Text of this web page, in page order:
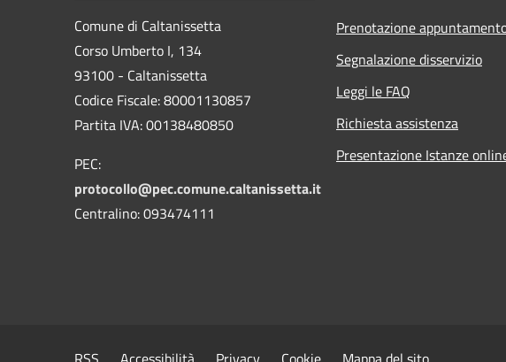
Comune di Caltanissetta
Corso Umberto I, 134
93100 - Caltanissetta
Codice Fiscale: 80001130857
Partita IVA: 00138480850
PEC:
protocollo@pec.comune.caltanissetta.it
Centralino: 093474111
Prenotazione
Segnalazione disservizio
Leggi le FAQ
Richiesta assistenza
Presentazione Istanze